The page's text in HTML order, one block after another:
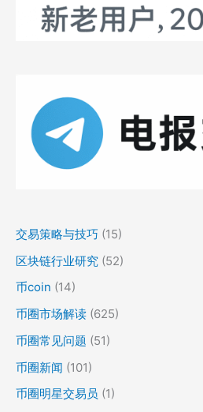
交易策略与技巧 (15)
区块链行业研究 (52)
币coin (14)
币圈市场解读 (625)
币圈常见问题 (51)
币圈新闻 (101)
币圈明星交易员 (1)